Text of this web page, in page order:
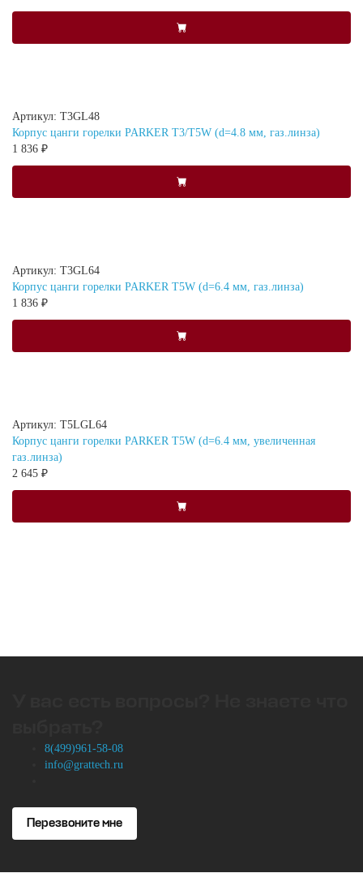
Артикул: T3GL48
Корпус цанги горелки PARKER T3/T5W (d=4.8 мм, газ.линза)
1 836 ₽
Артикул: T3GL64
Корпус цанги горелки PARKER T5W (d=6.4 мм, газ.линза)
1 836 ₽
Артикул: T5LGL64
Корпус цанги горелки PARKER T5W (d=6.4 мм, увеличенная
газ.линза)
2 645 ₽
8(499)961-58-08
info@grattech.ru
Перезвоните мне